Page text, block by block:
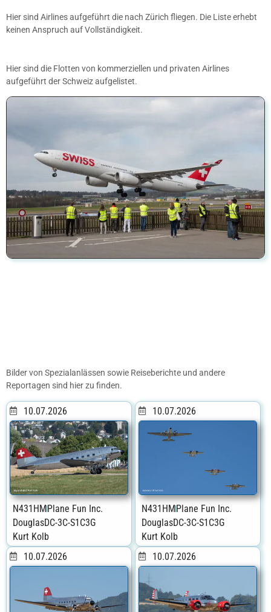
Hier sind Airlines aufgeführt die nach Zürich fliegen. Die Liste erhebt
keinen Anspruch auf Vollständigkeit.
Hier sind die Flotten von kommerziellen und privaten Airlines
aufgeführt der Schweiz aufgelistet.
10.07.2026
N431HMPlane Fun Inc.
DouglasDC-3C-S1C3G
Kurt Kolb
10.07.2026
N431HMPlane Fun Inc.
DouglasDC-3C-S1C3G
Kurt Kolb
10.07.2026
10.07.2026
Bilder von Spezialanlässen sowie Reiseberichte und andere
Reportagen sind hier zu finden.